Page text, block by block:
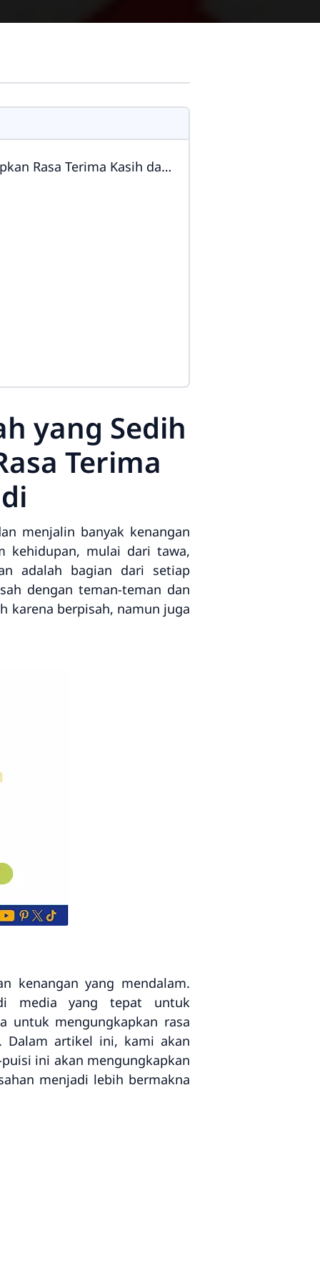
Kasih dan Kenangan Abadi
yang Sedih
Terima
menjalin banyak kenangan
kehidupan, mulai dari tawa,
adalah bagian dari setiap
dengan teman-teman dan
karena berpisah, namun juga
kenangan yang mendalam.
media yang tepat untuk
untuk mengungkapkan rasa
Dalam artikel ini, kami akan
ini akan mengungkapkan
menjadi lebih bermakna